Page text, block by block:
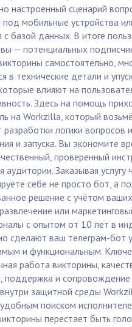
настроенный сценарий
мобильные устройства
с базой данных. В итоге
— потенциальных
самостоятельно,
в технические детали и
влияют на
Здесь на помощь
на Workzilla, который
разработки логики вопросов
и запуска. Вы экономите
проверенный
аудитории. Заказывая услугу
себе не просто бот, а
решение с учётом
или
с опытом от 10 лет в
сделают ваш телеграм-бот
и функциональным.
работа викторины,
поддержка и сопровождение
защитной среды
поиском
перестает быть